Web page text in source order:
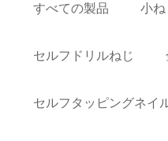
すべての製品 小ね
セルフドリルねじ
セルフタッピングネイ